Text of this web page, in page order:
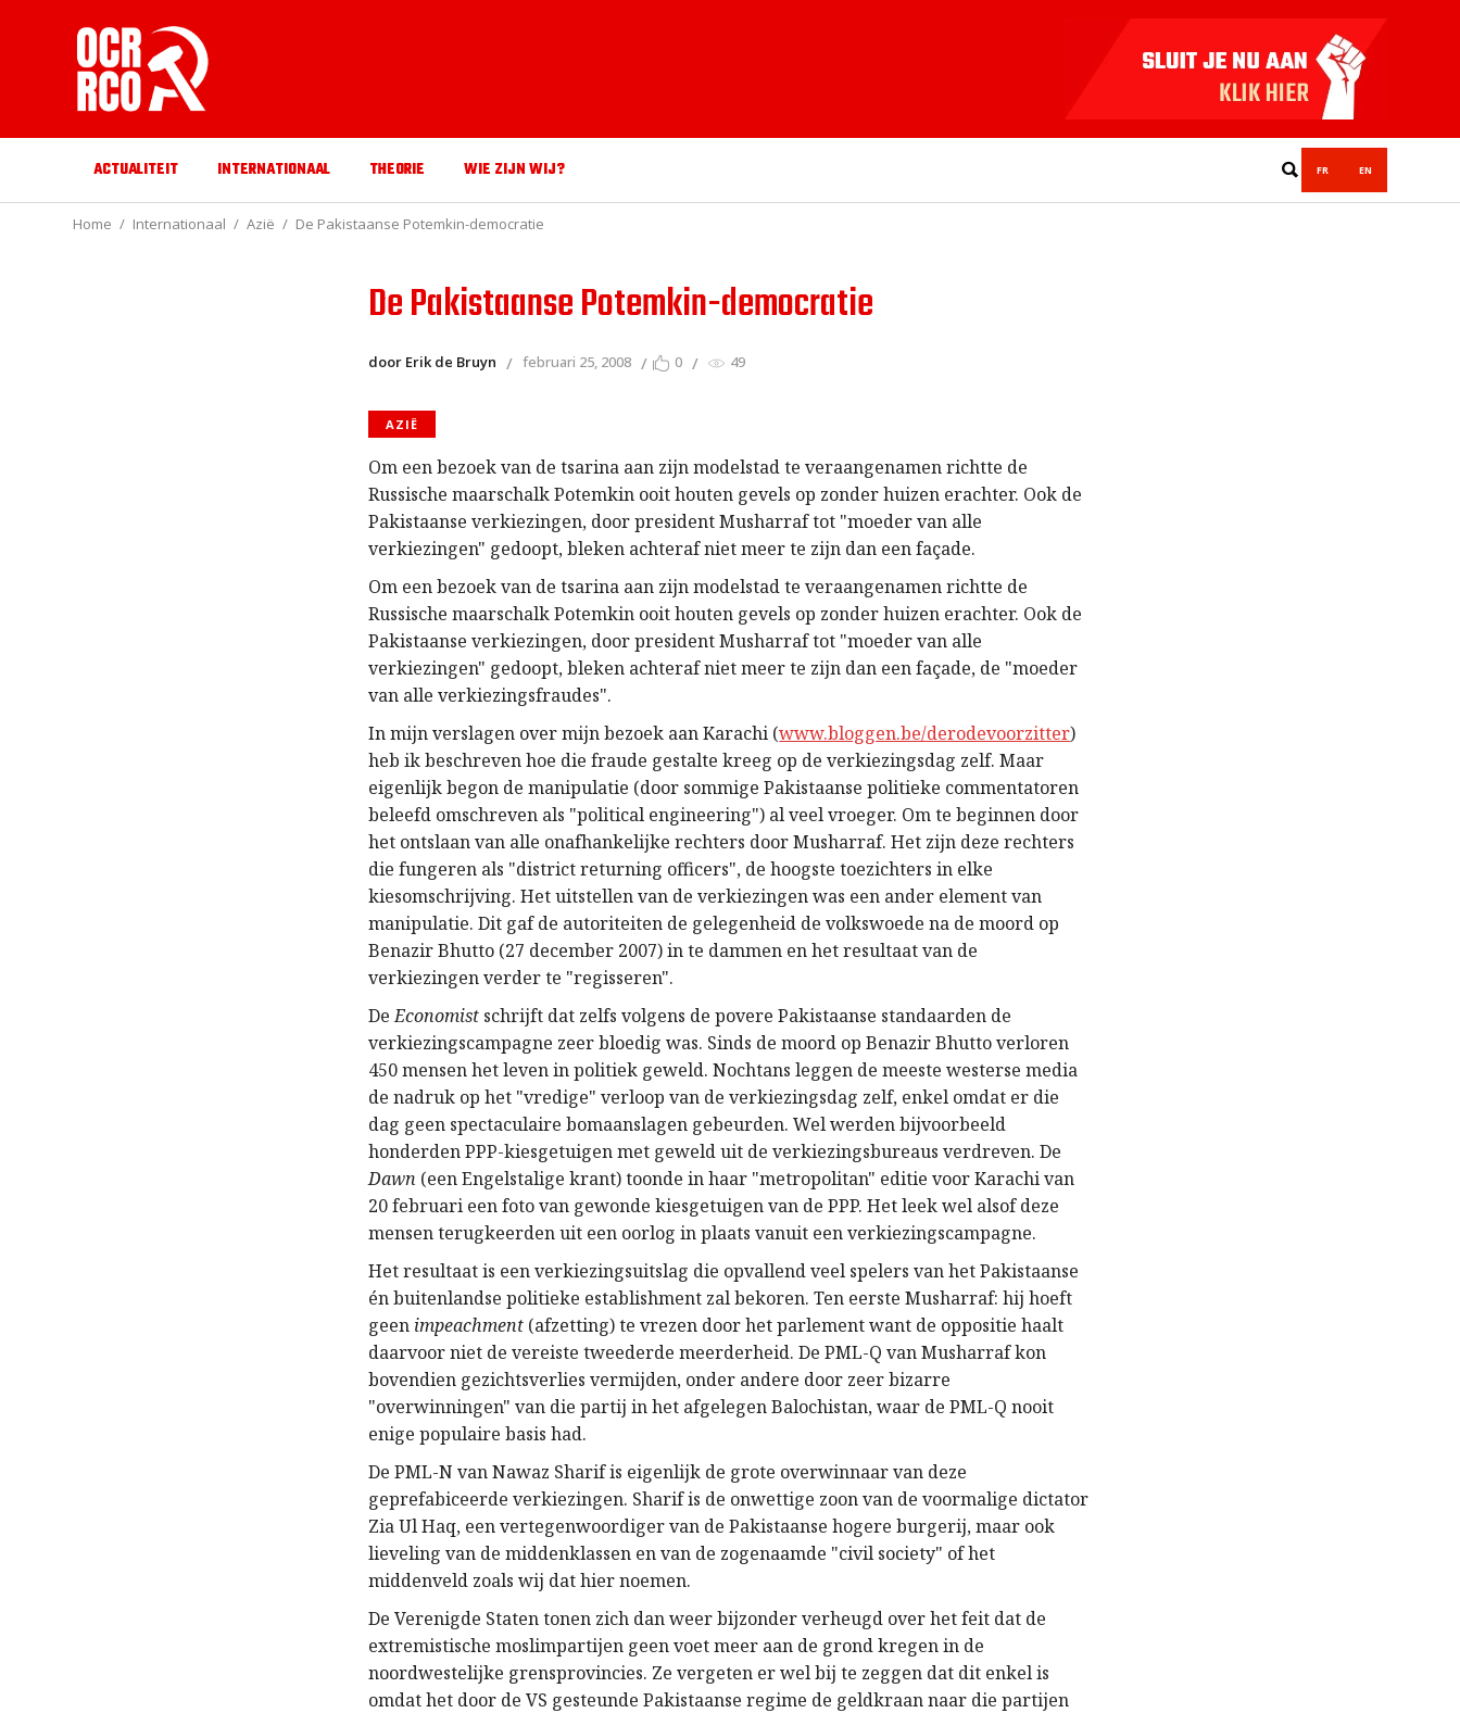
ACTUALITEIT INTERNATIONAAL THEORIE WIE ZIJN WIJ? FR EN
Home Internationaal Azië De Pakistaanse Potemkin-democratie
De Pakistaanse Potemkin-democratie
door Erik de Bruyn februari 25, 2008 0 49
AZIË
Om een bezoek van de tsarina aan zijn modelstad te veraangenamen richtte de
Russische maarschalk Potemkin ooit houten gevels op zonder huizen erachter. Ook de
Pakistaanse verkiezingen, door president Musharraf tot "moeder van alle
verkiezingen" gedoopt, bleken achteraf niet meer te zijn dan een façade.
Om een bezoek van de tsarina aan zijn modelstad te veraangenamen richtte de
Russische maarschalk Potemkin ooit houten gevels op zonder huizen erachter. Ook de
Pakistaanse verkiezingen, door president Musharraf tot "moeder van alle
verkiezingen" gedoopt, bleken achteraf niet meer te zijn dan een façade, de "moeder
van alle verkiezingsfraudes".
In mijn verslagen over mijn bezoek aan Karachi (www.bloggen.be/derodevoorzitter)
heb ik beschreven hoe die fraude gestalte kreeg op de verkiezingsdag zelf. Maar
eigenlijk begon de manipulatie (door sommige Pakistaanse politieke commentatoren
beleefd omschreven als "political engineering") al veel vroeger. Om te beginnen door
het ontslaan van alle onafhankelijke rechters door Musharraf. Het zijn deze rechters
die fungeren als "district returning officers", de hoogste toezichters in elke
kiesomschrijving. Het uitstellen van de verkiezingen was een ander element van
manipulatie. Dit gaf de autoriteiten de gelegenheid de volkswoede na de moord op
Benazir Bhutto (27 december 2007) in te dammen en het resultaat van de
verkiezingen verder te "regisseren".
DeEconomist schrijft dat zelfs volgens de povere Pakistaanse standaarden de
verkiezingscampagne zeer bloedig was. Sinds de moord op Benazir Bhutto verloren
450 mensen het leven in politiek geweld. Nochtans leggen de meeste westerse media
de nadruk op het "vredige" verloop van de verkiezingsdag zelf, enkel omdat er die
dag geen spectaculaire bomaanslagen gebeurden. Wel werden bijvoorbeeld
honderden PPP-kiesgetuigen met geweld uit de verkiezingsbureaus verdreven. De
Dawn (een Engelstalige krant) toonde in haar "metropolitan" editie voor Karachi van
20 februari een foto van gewonde kiesgetuigen van de PPP. Het leek wel alsof deze
mensen terugkeerden uit een oorlog in plaats vanuit een verkiezingscampagne.
Het resultaat is een verkiezingsuitslag die opvallend veel spelers van het Pakistaanse
én buitenlandse politieke establishment zal bekoren. Ten eerste Musharraf: hij hoeft
geen impeachment (afzetting) te vrezen door het parlement want de oppositie haalt
daarvoor niet de vereiste tweederde meerderheid. De PML-Q van Musharraf kon
bovendien gezichtsverlies vermijden, onder andere door zeer bizarre
"overwinningen" van die partij in het afgelegen Balochistan, waar de PML-Q nooit
enige populaire basis had.
De PML-N van Nawaz Sharif is eigenlijk de grote overwinnaar van deze
geprefabiceerde verkiezingen. Sharif is de onwettige zoon van de voormalige dictator
Zia Ul Haq, een vertegenwoordiger van de Pakistaanse hogere burgerij, maar ook
lieveling van de middenklassen en van de zogenaamde "civil society" of het
middenveld zoals wij dat hier noemen.
De Verenigde Staten tonen zich dan weer bijzonder verheugd over het feit dat de
extremistische moslimpartijen geen voet meer aan de grond kregen in de
noordwestelijke grensprovincies. Ze vergeten er wel bij te zeggen dat dit enkel is
omdat het door de VS gesteunde Pakistaanse regime de geldkraan naar die partijen